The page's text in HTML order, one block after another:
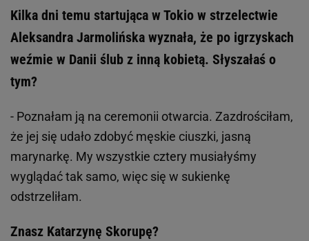
Kilka dni temu startująca w Tokio w strzelectwie
Aleksandra Jarmolińska wyznała, że po igrzyskach
weźmie w Danii ślub z inną kobietą. Słyszałaś o
tym?
- Poznałam ją na ceremonii otwarcia. Zazdrościłam,
że jej się udało zdobyć męskie ciuszki, jasną
marynarkę. My wszystkie cztery musiałyśmy
wyglądać tak samo, więc się w sukienkę
odstrzeliłam.
Znasz Katarzynę Skorupę?